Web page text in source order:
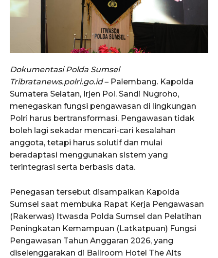
Dokumentasi Polda Sumsel
Tribratanews.polri.go.id– Palembang. Kapolda
Sumatera Selatan, Irjen Pol. Sandi Nugroho,
menegaskan fungsi pengawasan di lingkungan
Polri harus bertransformasi. Pengawasan tidak
boleh lagi sekadar mencari-cari kesalahan
anggota, tetapi harus solutif dan mulai
beradaptasi menggunakan sistem yang
terintegrasi serta berbasis data.
Penegasan tersebut disampaikan Kapolda
Sumsel saat membuka Rapat Kerja Pengawasan
(Rakerwas) Itwasda Polda Sumsel dan Pelatihan
Peningkatan Kemampuan (Latkatpuan) Fungsi
Pengawasan Tahun Anggaran 2026, yang
diselenggarakan di Ballroom Hotel The Alts